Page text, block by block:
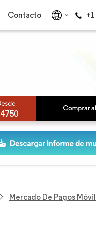
Contacto
4750
Mercado De Pagos